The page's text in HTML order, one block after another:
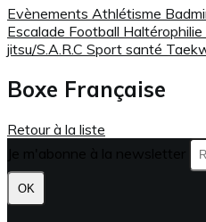
Evènements Athlétisme
Escalade Football Haltérophilie
jitsu/S.A.R.C Sport santé
Boxe Française
Retour à la liste
OK